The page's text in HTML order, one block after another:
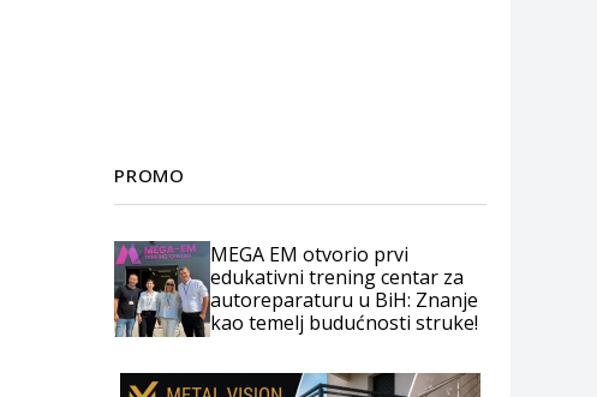
PROMO
MEGA EM otvorio prvi
edukativni trening centar za
autoreparaturu u BiH: Znanje
kao temelj budućnosti struke!